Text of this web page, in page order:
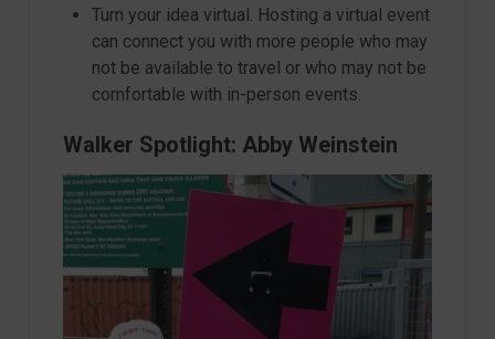
Turn your idea virtual. Hosting a virtual event
can connect you with more people who may
not be available to travel or who may not be
comfortable with in-person events.
Walker Spotlight: Abby Weinstein